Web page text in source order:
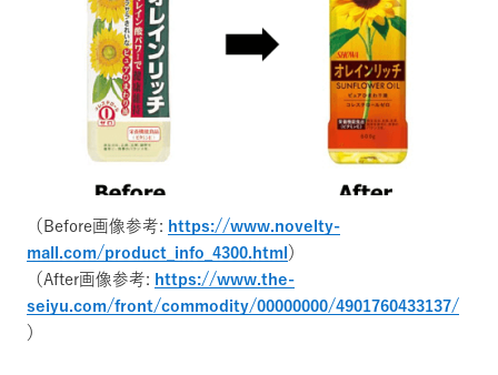
（Before画像参考: https://www.novelty-
mall.com/product_info_4300.html）
（After画像参考: https://www.the-
seiyu.com/front/commodity/00000000/4901760433137/
）